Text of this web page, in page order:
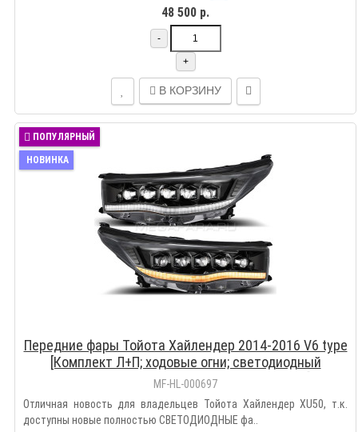
48 500 р.
-
+
В КОРЗИНУ
ПОПУЛЯРНЫЙ
НОВИНКА
Передние фары Тойота Хайлендер 2014-2016 V6 type
[Комплект Л+П; ходовые огни; светодиодный
поворотник; электрокорректор; FULL LED]
MF-HL-000697
Отличная новость для владельцев Тойота Хайлендер XU50, т.к.
доступны новые полностью СВЕТОДИОДНЫЕ фа..